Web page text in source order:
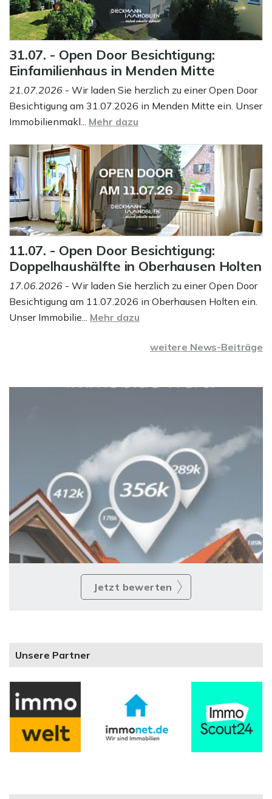
31.07. - Open Door Besichtigung:
Einfamilienhaus in Menden Mitte
21.07.2026 - Wir laden Sie herzlich zu einer Open Door
Besichtigung am 31.07.2026 in Menden Mitte ein. Unser
Immobilienmakl... Mehr dazu
11.07. - Open Door Besichtigung:
Doppelhaushälfte in Oberhausen Holten
17.06.2026 - Wir laden Sie herzlich zu einer Open Door
Besichtigung am 11.07.2026 in Oberhausen Holten ein.
Unser Immobilie... Mehr dazu
weitere News-Beiträge
Jetzt bewerten
Unsere Partner